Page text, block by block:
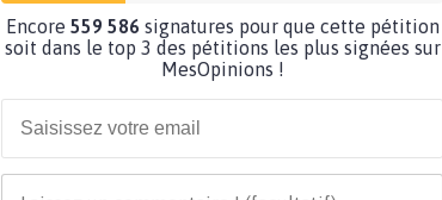
Encore 559 586 signatures pour que cette pétition
soit dans le top 3 des pétitions les plus signées sur
MesOpinions !